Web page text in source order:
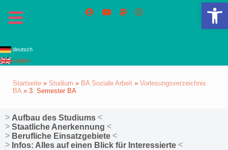
deutsch
english
Startseite » Studium » BA Soziale Arbeit » Vorlesungsverzeichnis
BA» 3. Semester BA
Aufbau des Studiums
Staatliche Anerkennung
Berufliche Einsatzgebiete
Infos: Alles auf einen Blick für Interessierte